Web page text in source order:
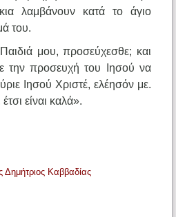
λαμβάνουν κατά το άγιο
του.
μου, προσεύχεσθε; και
την προσευχή του Ιησού να
Ιησού Χριστέ, ελέησόν με.
είναι καλά».
Δημήτριος Καββαδίας